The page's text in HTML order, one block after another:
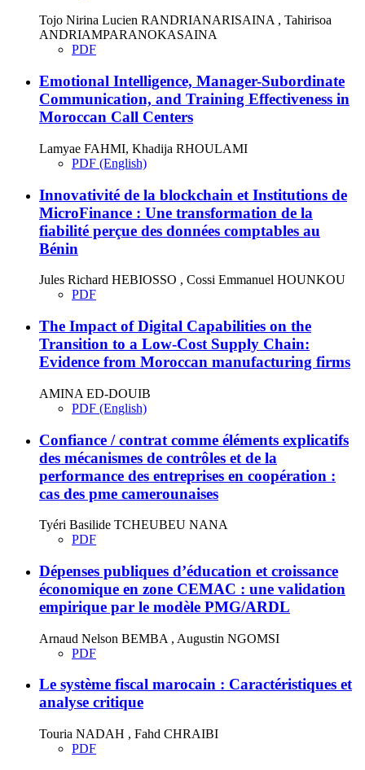
Tojo Nirina Lucien RANDRIANARISAINA , Tahirisoa
ANDRIAMPARANOKASAINA
PDF
Emotional Intelligence, Manager-Subordinate
Communication, and Training Effectiveness in
Moroccan Call Centers
Lamyae FAHMI, Khadija RHOULAMI
PDF (English)
Innovativité de la blockchain et Institutions de
MicroFinance : Une transformation de la
fiabilité perçue des données comptables au
Bénin
Jules Richard HEBIOSSO , Cossi Emmanuel HOUNKOU
PDF
The Impact of Digital Capabilities on the
Transition to a Low-Cost Supply Chain:
Evidence from Moroccan manufacturing firms
AMINA ED-DOUIB
PDF (English)
Confiance / contrat comme éléments explicatifs
des mécanismes de contrôles et de la
performance des entreprises en coopération :
cas des pme camerounaises
Tyéri Basilide TCHEUBEU NANA
PDF
Dépenses publiques d’éducation et croissance
économique en zone CEMAC : une validation
empirique par le modèle PMG/ARDL
Arnaud Nelson BEMBA , Augustin NGOMSI
PDF
Le système fiscal marocain : Caractéristiques et
analyse critique
Touria NADAH , Fahd CHRAIBI
PDF